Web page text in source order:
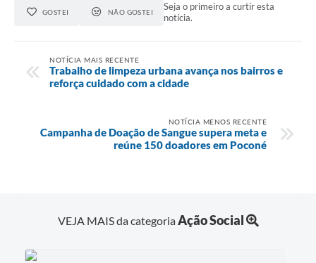
GOSTEI NÃO GOSTEI
Seja o primeiro a curtir esta
notícia.
NOTÍCIA MAIS RECENTE
Trabalho de limpeza urbana avança nos bairros e
reforça cuidado com a cidade
NOTÍCIA MENOS RECENTE
Campanha de Doação de Sangue supera meta e
reúne 150 doadores em Poconé
VEJA MAIS da categoriaAção Social